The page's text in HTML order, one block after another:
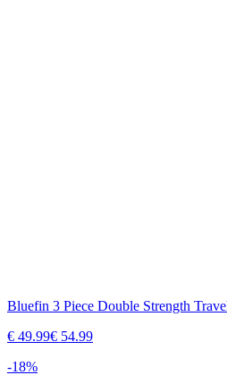
Bluefin 3 Piece Double Strength
€ 49.99€ 54.99
-18%